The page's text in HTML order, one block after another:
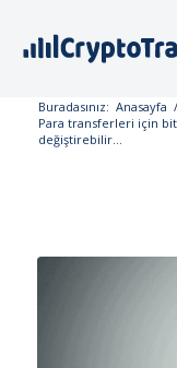
Buradasınız: Anasayfa /
Para transferleri için
değiştirebilir...